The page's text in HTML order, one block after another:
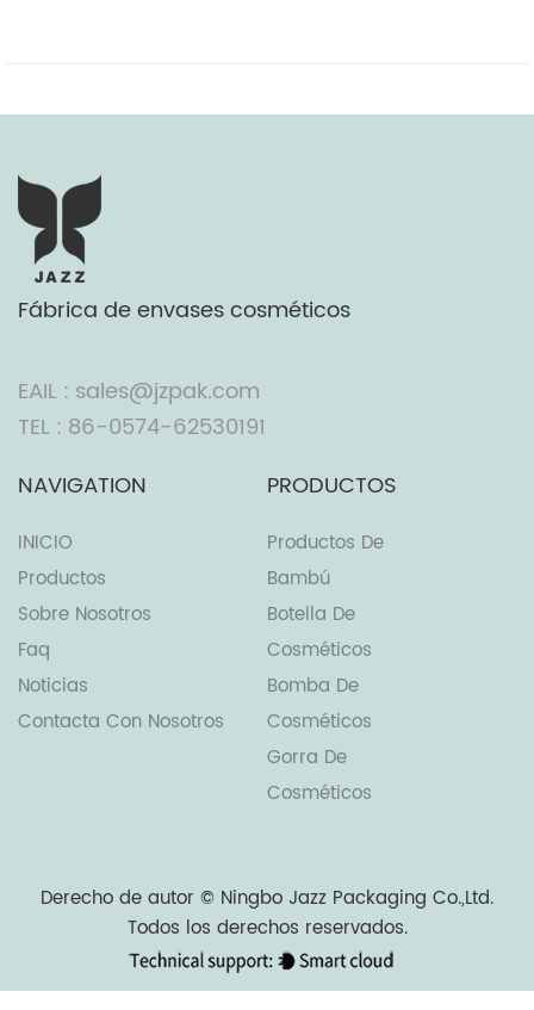
Fábrica de envases cosméticos
EAIL : sales@jzpak.com
TEL : 86-0574-62530191
NAVIGATION
INICIO
Productos
Sobre Nosotros
Faq
Noticias
Contacta Con Nosotros
PRODUCTOS
Productos De
Bambú
Botella De
Cosméticos
Bomba De
Cosméticos
Gorra De
Cosméticos
Derecho de autor © Ningbo Jazz Packaging Co.,Ltd.
Todos los derechos reservados.